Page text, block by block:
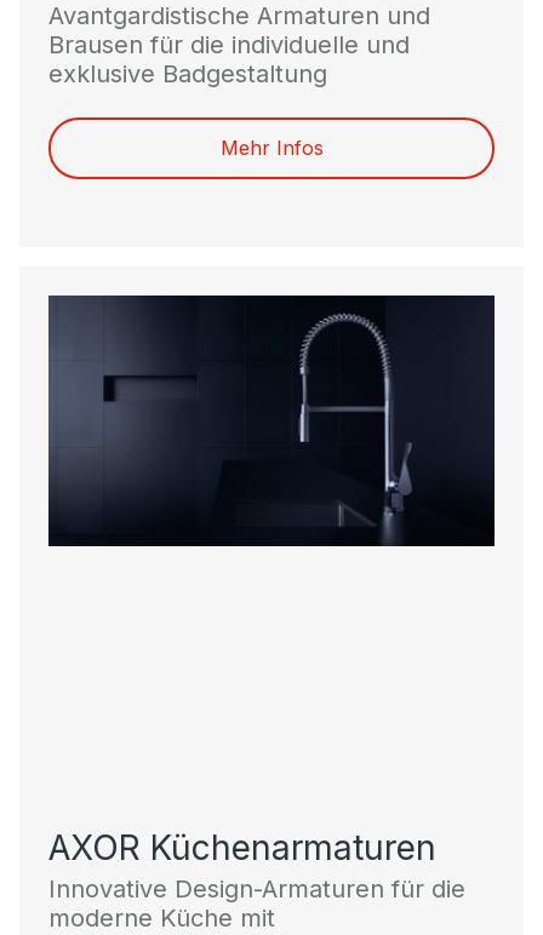
Avantgardistische Armaturen und
Brausen für die individuelle und
exklusive Badgestaltung
Mehr Infos
AXOR Küchenarmaturen
Innovative Design-Armaturen für die
moderne Küche mit